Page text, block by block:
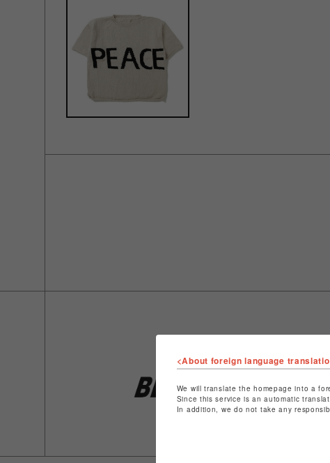
特定
<About foreign language
We will translate the homepage into a
Since this service is an automatic
In addition, we do not take any